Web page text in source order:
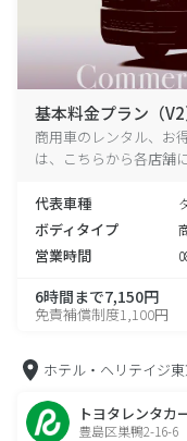
基本料金プラン（V2
商用車のレンタル、お
は、こちらから各店舗
代表車種
ボディタイプ
営業時間
6時間まで7,150円
免責補償制度1,100円
ホテル・ヘリテイジ
トヨタレンタカ
豊島区巣鴨2-16-6